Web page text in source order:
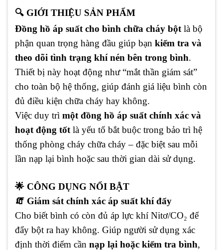
🔍 GIỚI THIỆU SẢN PHẨM
Đồng hồ áp suất cho bình chữa cháy bột là bộ
phận quan trọng hàng đầu giúp bạn kiểm tra và
theo dõi tình trạng khí nén bên trong bình.
Thiết bị này hoạt động như “mắt thần giám sát”
cho toàn bộ hệ thống, giúp đánh giá liệu bình còn
đủ điều kiện chữa cháy hay không.
Việc duy trì một đồng hồ áp suất chính xác và
hoạt động tốt là yếu tố bắt buộc trong bảo trì hệ
thống phòng cháy chữa cháy – đặc biệt sau mỗi
lần nạp lại bình hoặc sau thời gian dài sử dụng.
🌟 CÔNG DỤNG NỔI BẬT
🧯 Giám sát chính xác áp suất khí đẩy
Cho biết bình có còn đủ áp lực khí Nitơ/CO₂ để
đẩy bột ra hay không. Giúp người sử dụng xác
định thời điểm cần nạp lại hoặc kiểm tra bình,